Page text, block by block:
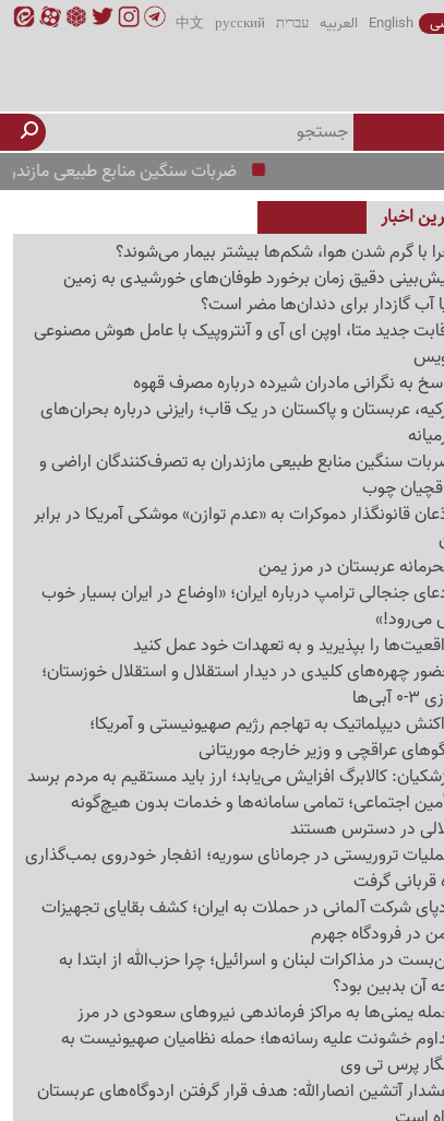
English العربیه עברית русский
中文
ضربات سنگین منابع طبیعی مازندران
اخبار
با گرم شدن هوا، شکم‌ها بیشتر بیمار می‌شوند؟
دقیق زمان برخورد طوفان‌های خورشیدی به زمین
آب گازدار برای دندان‌ها مضر است؟
جدید متا، اوپن ای آی و آنتروپیک با عامل هوش مصنوعی
به نگرانی مادران شیرده درباره مصرف قهوه
عربستان و پاکستان در یک قاب؛ رایزنی درباره بحران‌های
سنگین منابع طبیعی مازندران به تصرف‌کنندگان اراضی و
چوب
قانونگذار دموکرات به «عدم توازن» موشکی آمریکا در برابر
عربستان در مرز یمن
جنجالی ترامپ درباره ایران؛ «اوضاع در ایران بسیار خوب
می‌رود!»
را بپذیرید و به تعهدات خود عمل کنید
چهره‌های کلیدی در دیدار استقلال و استقلال خوزستان؛
دیپلماتیک به تهاجم رژیم صهیونیستی و آمریکا؛
عراقچی و وزیر خارجه موریتانی
کالابرگ افزایش می‌یابد؛ ارز باید مستقیم به مردم برسد
اجتماعی؛ تمامی سامانه‌ها و خدمات بدون هیچ‌گونه
در دسترس هستند
تروریستی در جرمانای سوریه؛ انفجار خودروی بمب‌گذاری
گرفت
شرکت آلمانی در حملات به ایران؛ کشف بقایای تجهیزات
در فرودگاه جهرم
در مذاکرات لبنان و اسرائیل؛ چرا حزب‌الله از ابتدا به
آن بدبین بود؟
یمنی‌ها به مراکز فرماندهی نیروهای سعودی در مرز
خشونت علیه رسانه‌ها؛ حمله نظامیان صهیونیست به
پرس تی وی
آتشین انصارالله: هدف قرار گرفتن اردوگاه‌های عربستان